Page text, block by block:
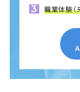
職業体験（